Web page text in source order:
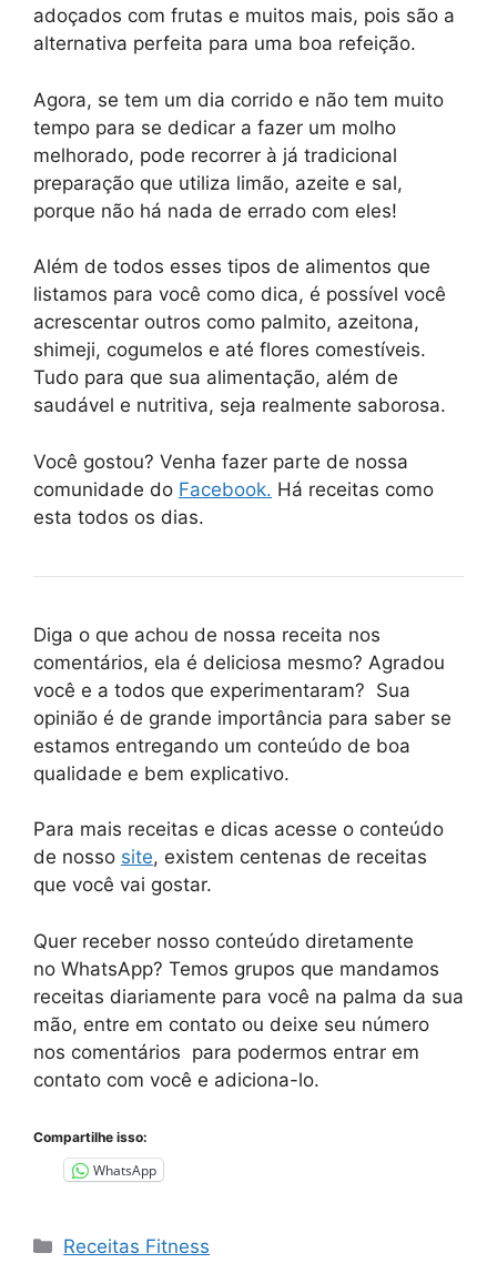
adoçados com frutas e muitos mais, pois são a
alternativa perfeita para uma boa refeição.
Agora, se tem um dia corrido e não tem muito
tempo para se dedicar a fazer um molho
melhorado, pode recorrer à já tradicional
preparação que utiliza limão, azeite e sal,
porque não há nada de errado com eles!
Além de todos esses tipos de alimentos que
listamos para você como dica, é possível você
acrescentar outros como palmito, azeitona,
shimeji, cogumelos e até flores comestíveis.
Tudo para que sua alimentação, além de
saudável e nutritiva, seja realmente saborosa.
Você gostou? Venha fazer parte de nossa
comunidade do Facebook. Há receitas como
esta todos os dias.
Diga o que achou de nossa receita nos
comentários, ela é deliciosa mesmo? Agradou
você e a todos que experimentaram? Sua
opinião é de grande importância para saber se
estamos entregando um conteúdo de boa
qualidade e bem explicativo.
Para mais receitas e dicas acesse o conteúdo
de nosso site, existem centenas de receitas
que você vai gostar.
Quer receber nosso conteúdo diretamente
no WhatsApp? Temos grupos que mandamos
receitas diariamente para você na palma da sua
mão, entre em contato ou deixe seu número
nos comentários para podermos entrar em
contato com você e adiciona-lo.
Compartilhe isso:
WhatsApp
Categorias
Receitas Fitness